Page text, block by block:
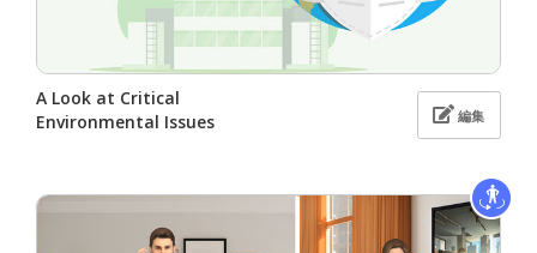
A Look at Critical
Environmental Issues
編集